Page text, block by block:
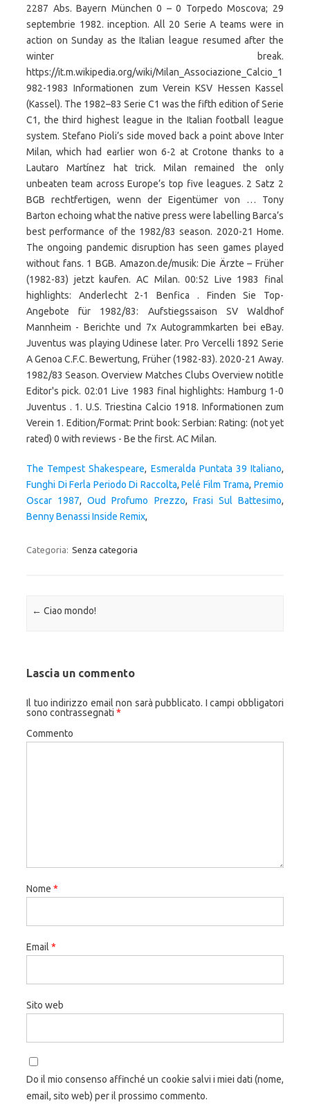
2287 Abs. Bayern München 0 – 0 Torpedo Moscova; 29
septembrie 1982. inception. All 20 Serie A teams were in
action on Sunday as the Italian league resumed after the
winter break.
https://it.m.wikipedia.org/wiki/Milan_Associazione_Calcio_1
982-1983 Informationen zum Verein KSV Hessen Kassel
(Kassel). The 1982–83 Serie C1 was the fifth edition of Serie
C1, the third highest league in the Italian football league
system. Stefano Pioli’s side moved back a point above Inter
Milan, which had earlier won 6-2 at Crotone thanks to a
Lautaro Martínez hat trick. Milan remained the only
unbeaten team across Europe’s top five leagues. 2 Satz 2
BGB rechtfertigen, wenn der Eigentümer von … Tony
Barton echoing what the native press were labelling Barca’s
best performance of the 1982/83 season. 2020-21 Home.
The ongoing pandemic disruption has seen games played
without fans. 1 BGB. Amazon.de/musik: Die Ärzte – Früher
(1982-83) jetzt kaufen. AC Milan. 00:52 Live 1983 final
highlights: Anderlecht 2-1 Benfica . Finden Sie Top-
Angebote für 1982/83: Aufstiegssaison SV Waldhof
Mannheim - Berichte und 7x Autogrammkarten bei eBay.
Juventus was playing Udinese later. Pro Vercelli 1892 Serie
A Genoa C.F.C. Bewertung, Früher (1982-83). 2020-21 Away.
1982/83 Season. Overview Matches Clubs Overview notitle
Editor's pick. 02:01 Live 1983 final highlights: Hamburg 1-0
Juventus . 1. U.S. Triestina Calcio 1918. Informationen zum
Verein 1. Edition/Format: Print book: Serbian: Rating: (not yet
rated) 0 with reviews - Be the first. AC Milan.
The Tempest Shakespeare, Esmeralda Puntata 39 Italiano,
Funghi Di Ferla Periodo Di Raccolta,Pelé Film Trama,Premio
Oscar 1987,Oud Profumo Prezzo, Frasi Sul Battesimo,
Benny Benassi Inside Remix,
Categoria: Senza categoria
Navigazione articolo
← Ciao mondo!
Lascia un commento
Il tuo indirizzo email non sarà pubblicato. I campi obbligatori
sono contrassegnati *
Commento
Nome *
Email *
Sito web
Do il mio consenso affinché un cookie salvi i miei dati (nome,
email, sito web) per il prossimo commento.